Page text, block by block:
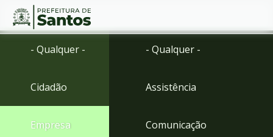
Ir
Ir
Conteúdo
- Qualquer -
Cidadão
Empresa
- Qualquer -
Assistência
Comunicação